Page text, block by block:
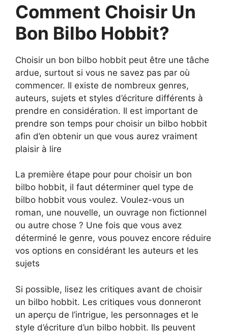
Comment Choisir Un
Bon Bilbo Hobbit?
Choisir un bon bilbo hobbit peut être une tâche
ardue, surtout si vous ne savez pas par où
commencer. Il existe de nombreux genres,
auteurs, sujets et styles d’écriture différents à
prendre en considération. Il est important de
prendre son temps pour choisir un bilbo hobbit
afin d’en obtenir un que vous aurez vraiment
plaisir à lire
La première étape pour pour choisir un bon
bilbo hobbit, il faut déterminer quel type de
bilbo hobbit vous voulez. Voulez-vous un
roman, une nouvelle, un ouvrage non fictionnel
ou autre chose ? Une fois que vous avez
déterminé le genre, vous pouvez encore réduire
vos options en considérant les auteurs et les
sujets
Si possible, lisez les critiques avant de choisir
un bilbo hobbit. Les critiques vous donneront
un aperçu de l’intrigue, les personnages et le
style d’écriture d’un bilbo hobbit. Ils peuvent